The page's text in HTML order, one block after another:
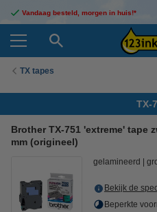
Vandaag besteld, morgen in huis!*
TX tapes
TX-
Brother TX-751 'extreme' tape
mm (origineel)
gelamineerd
Bekijk de
Beperkte